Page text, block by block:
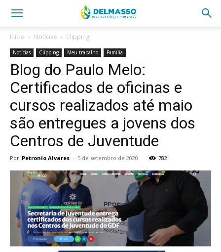
Início Notícias Clipping
Notícias Clipping Meu trabalho Família
Blog do Paulo Melo:
Certificados de oficinas e
cursos realizados até maio
são entregues a jovens dos
Centros de Juventude
Por Petronio Alvares - 5 de setembro de 2020 782